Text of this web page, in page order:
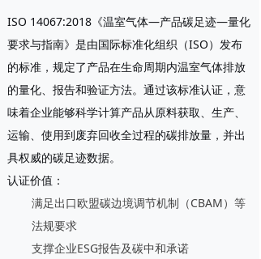
ISO 14067:2018《温室气体—产品碳足迹—量化
要求与指南》是由国际标准化组织（ISO）发布
的标准，规定了产品在生命周期内温室气体排放
的量化、报告和验证方法。通过该标准认证，意
味着企业能够科学计算产品从原料获取、生产、
运输、使用到废弃回收全过程的碳排放量，并出
具权威的碳足迹数据。
认证价值 ：
满足出口欧盟碳边境调节机制（CBAM）等
法规要求
支撑企业ESG报告及碳中和承诺